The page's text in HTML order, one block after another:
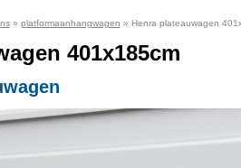
» platformaanhangwagen » Henra plateauwagen
401x185cm